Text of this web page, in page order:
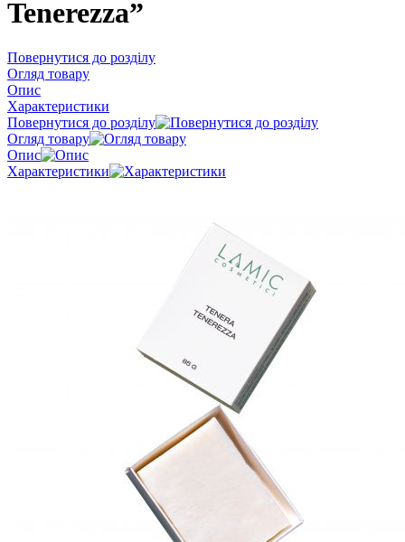
Tenerezza”
Повернутися до розділу
Огляд товару
Опис
Характеристики
Повернутися до розділу
Огляд товару
Опис
Характеристики